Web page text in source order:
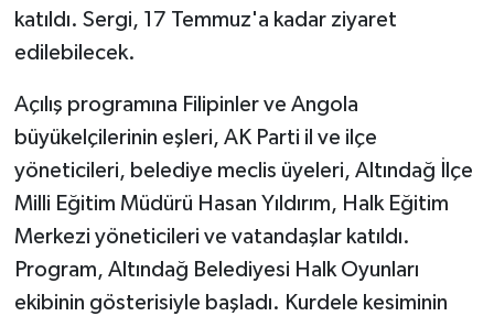
katıldı. Sergi, 17 Temmuz'a kadar ziyaret
edilebilecek.
Açılış programına Filipinler ve Angola
büyükelçilerinin eşleri, AK Parti il ve ilçe
yöneticileri, belediye meclis üyeleri, Altındağ İlçe
Milli Eğitim Müdürü Hasan Yıldırım, Halk Eğitim
Merkezi yöneticileri ve vatandaşlar katıldı.
Program, Altındağ Belediyesi Halk Oyunları
ekibinin gösterisiyle başladı. Kurdele kesiminin